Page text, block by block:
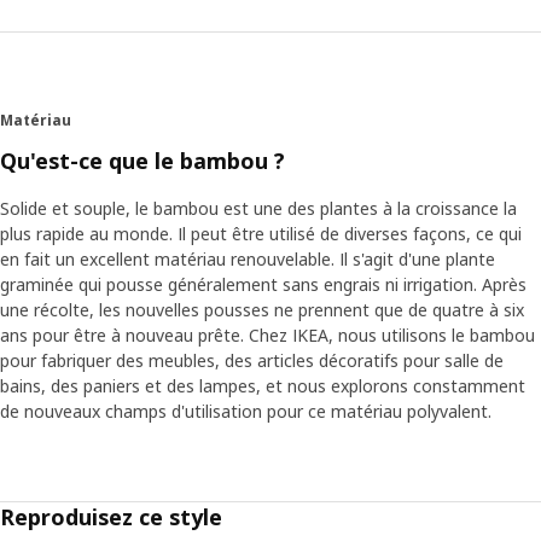
À la rencontre du spécialiste du bambou
Damon et son équipe ont fait la connaissance d'un
sait vraiment tout sur le bambou. Il est capable de faire
des équations dans sa tête pour tirer le meilleur parti de
ce matériau et réduire le gaspillage. C'est incroyable »,
déclare-t-il. « Il nous a donné de nombreuses idées sur la
meilleure façon d'utiliser le bambou tout en nous indiquant
ce qu'il est possible de faire ou de ne pas faire. »
Améliorer la vie à la maison
sur l'expertise du « spécialiste du bambou. » Cinq jours
plus tard, elle est rentrée en Suède avec un croquis qui a
Matériau
Qu'est-ce que le bambou ?
Solide et souple, le bambou est une des plantes à la croissance la
plus rapide au monde. Il peut être utilisé de diverses façons, ce qui
en fait un excellent matériau renouvelable. Il s'agit d'une plante
graminée qui pousse généralement sans engrais ni irrigation. Après
une récolte, les nouvelles pousses ne prennent que de quatre à six
ans pour être à nouveau prête. Chez IKEA, nous utilisons le bambou
pour fabriquer des meubles, des articles décoratifs pour salle de
bains, des paniers et des lampes, et nous explorons constamment
de nouveaux champs d'utilisation pour ce matériau polyvalent.
Reproduisez ce style